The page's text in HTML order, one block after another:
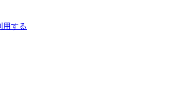
用する